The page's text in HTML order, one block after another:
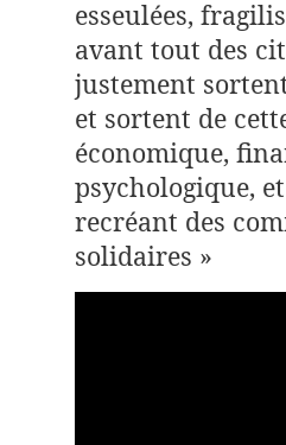
esseulées,
avant tout des
justement
et sortent de
économique,
psychologique, et
recréant des
solidaires »